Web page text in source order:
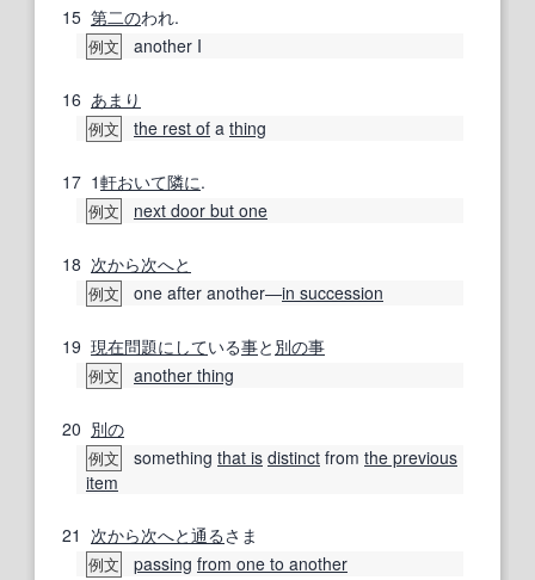
15 第二のわれ.
例文 another I
16 あまり
例文 the rest of a thing
17 1軒おいて隣に.
例文 next door but one
18 次から次へと
例文 one after another―in succession
19 現在問題にしている事と 別の事
例文 another thing
20 別の
例文 something that is distinct from the previous
item
21 次から次へと通るさま
例文 passing from one to another